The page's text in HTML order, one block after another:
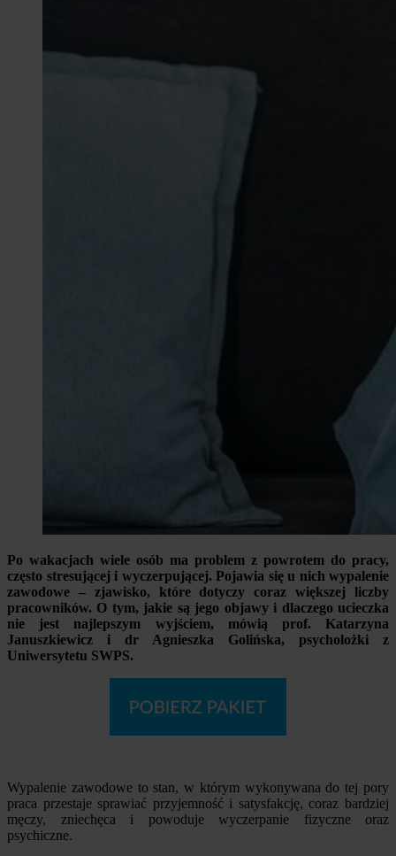
Po wakacjach wiele osób ma problem z powrotem do pracy,
często stresującej i wyczerpującej. Pojawia się u nich wypalenie
zawodowe – zjawisko, które dotyczy coraz większej liczby
pracowników. O tym, jakie są jego objawy i dlaczego ucieczka
nie jest najlepszym wyjściem, mówią prof. Katarzyna
Januszkiewicz i dr Agnieszka Golińska, psycholożki z
Uniwersytetu SWPS.
Wypalenie zawodowe to stan, w którym wykonywana do tej pory
praca przestaje sprawiać przyjemność i satysfakcję, coraz bardziej
męczy, zniechęca i powoduje wyczerpanie fizyczne oraz
psychiczne.